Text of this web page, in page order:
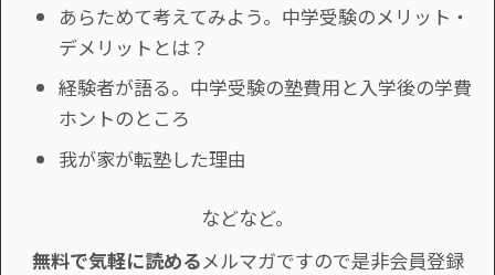
あらためて考えてみよう。中学受験のメリット・
デメリットとは？
経験者が語る。中学受験の塾費用と入学後の学費
ホントのところ
我が家が転塾した理由
などなど。
無料で気軽に読めるメルマガですので是非会員登録